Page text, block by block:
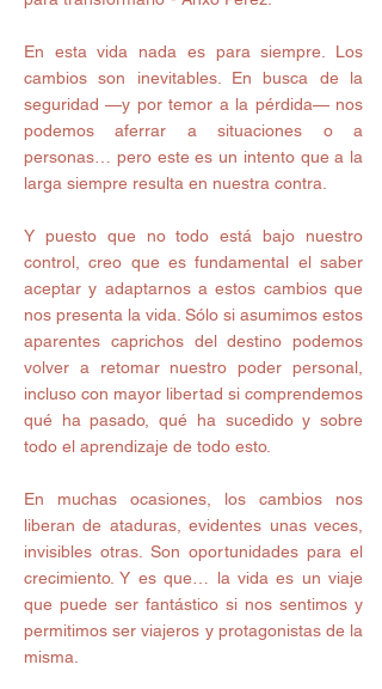
En esta vida nada es para siempre. Los
cambios son inevitables. En busca de la
seguridad —y por temor a la pérdida— nos
podemos aferrar a situaciones o a
personas… pero este es un intento que a la
larga siempre resulta en nuestra contra.
Y puesto que no todo está bajo nuestro
control, creo que es fundamental el saber
aceptar y adaptarnos a estos cambios que
nos presenta la vida. Sólo si asumimos estos
aparentes caprichos del destino podemos
volver a retomar nuestro poder personal,
incluso con mayor libertad si comprendemos
qué ha pasado, qué ha sucedido y sobre
todo el aprendizaje de todo esto.
En muchas ocasiones, los cambios nos
liberan de ataduras, evidentes unas veces,
invisibles otras. Son oportunidades para el
crecimiento. Y es que… la vida es un viaje
que puede ser fantástico si nos sentimos y
permitimos ser viajeros y protagonistas de la
misma.